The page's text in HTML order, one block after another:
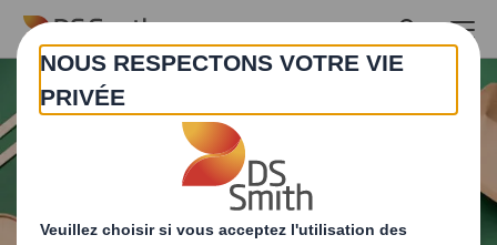
Skip to main content